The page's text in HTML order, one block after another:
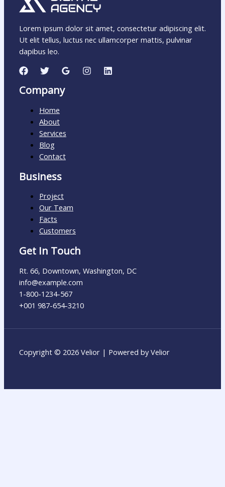
Lorem ipsum dolor sit amet, consectetur adipiscing elit.
Ut elit tellus, luctus nec ullamcorper mattis, pulvinar
dapibus leo.
Company
Home
About
Services
Blog
Contact
Business
Project
Our Team
Facts
Customers
Get In Touch
Rt. 66, Downtown, Washington, DC
info@example.com​
1-800-1234-567
+001 987-654-3210
Copyright © 2026 Velior | Powered by Velior